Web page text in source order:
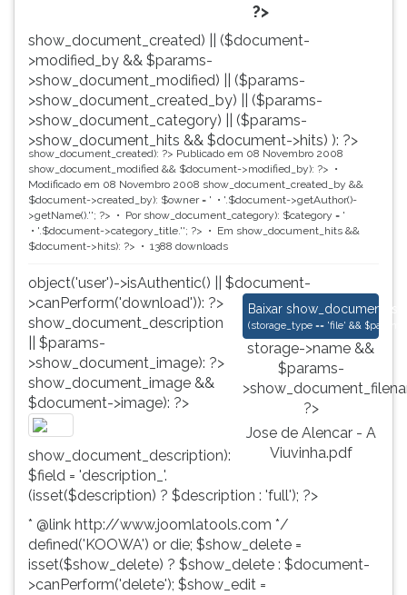
?>
show_document_created) || ($document-
>modified_by && $params-
>show_document_modified) || ($params-
>show_document_created_by) || ($params-
>show_document_category) || ($params-
>show_document_hits && $document->hits) ): ?>
show_document_created): ?> Publicado em 08 Novembro 2008
show_document_modified && $document->modified_by): ?>
Modificado em 08 Novembro 2008 show_document_created_by &&
$document->created_by): $owner = '
'.$document->getAuthor()-
>getName().''; ?> Por show_document_category): $category = '
'.$document->category_title.''; ?> Em show_document_hits &&
$document->hits): ?>
1388 downloads
object('user')->isAuthentic() || $document-
>canPerform('download')): ?>
Baixar Jose de Alencar - A
(storage_type == 'file' &&
storage->name &&
$params-
?>
Jose de Alencar - A
Viuvinha.pdf
show_document_description
|| $params-
>show_document_image): ?>
show_document_image &&
$document->image): ?>
show_document_description):
$field = 'description_'.
(isset($description) ? $description : 'full'); ?>
* @link http://www.joomlatools.com */
defined('KOOWA') or die; $show_delete =
isset($show_delete) ? $show_delete : $document-
>canPerform('delete'); $show_edit =